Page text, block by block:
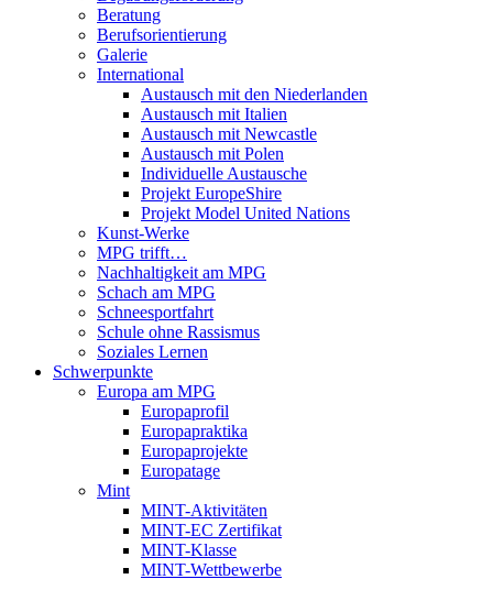
Beratung
Berufsorientierung
Galerie
International
Austausch mit den Niederlanden
Austausch mit Italien
Austausch mit Newcastle
Austausch mit Polen
Individuelle Austausche
Projekt EuropeShire
Projekt Model United Nations
Kunst-Werke
MPG trifft…
Nachhaltigkeit am MPG
Schach am MPG
Schneesportfahrt
Schule ohne Rassismus
Soziales Lernen
Schwerpunkte
Europa am MPG
Europaprofil
Europapraktika
Europaprojekte
Europatage
Mint
MINT-Aktivitäten
MINT-EC Zertifikat
MINT-Klasse
MINT-Wettbewerbe